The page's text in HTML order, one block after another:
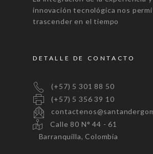
innovación tecnológica nos
trascender en el tiempo
DETALLE DE CONTACTO
(+57) 5 301 88 50
(+57) 5 356 39 10
Calle 80 N° 44 - 61
Barranquilla, Colombia